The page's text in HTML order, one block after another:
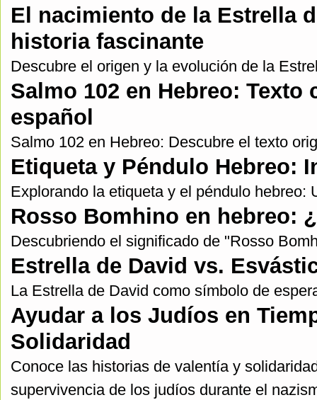
El nacimiento de la Estrella
historia fascinante
Descubre el origen y la evolución de la
Salmo 102 en Hebreo:
español
Salmo 102 en Hebreo: Descubre el texto
Etiqueta y Péndulo Hebreo:
Explorando la etiqueta y el péndulo hebreo:
Rosso Bomhino en hebreo:
Descubriendo el significado de "Rosso
Estrella de David vs.
La Estrella de David como símbolo de
Ayudar a los Judíos en
Solidaridad
Conoce las historias de valentía y
supervivencia de los judíos durante el